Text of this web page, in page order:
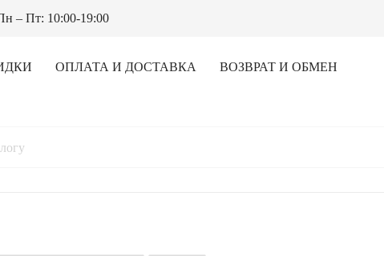
– Пт: 10:00-19:00
ОПЛАТА И ДОСТАВКА ВОЗВРАТ И ОБМЕН